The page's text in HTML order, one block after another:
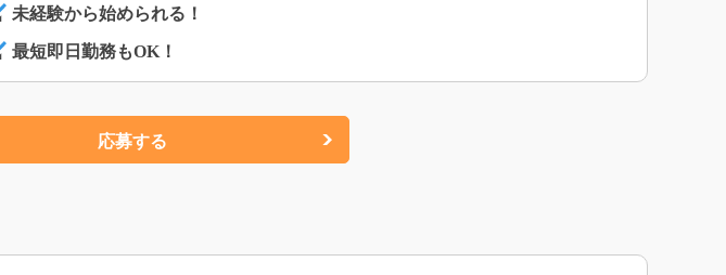
未経験から始められる！
最短即日勤務もOK！
応募する